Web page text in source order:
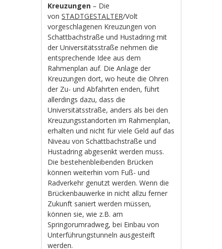
Kreuzungen – Die
vonSTADTGESTALTER/Volt
vorgeschlagenen Kreuzungen von
Schattbachstraße und Hustadring mit
der Universitätsstraße nehmen die
entsprechende Idee aus dem
Rahmenplan auf. Die Anlage der
Kreuzungen dort, wo heute die Ohren
der Zu- und Abfahrten enden, führt
allerdings dazu, dass die
Universitätsstraße, anders als bei den
Kreuzungsstandorten im Rahmenplan,
erhalten und nicht für viele Geld auf das
Niveau von Schattbachstraße und
Hustadring abgesenkt werden muss.
Die bestehenbleibenden Brücken
können weiterhin vom Fuß- und
Radverkehr genutzt werden. Wenn die
Brückenbauwerke in nicht allzu ferner
Zukunft saniert werden müssen,
können sie, wie z.B. am
Springorumradweg, bei Einbau von
Unterführungstunneln ausgesteift
werden.